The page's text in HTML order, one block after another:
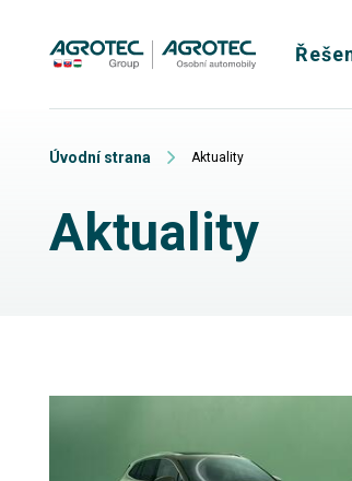
Úvodní strana Aktuality
Aktuality